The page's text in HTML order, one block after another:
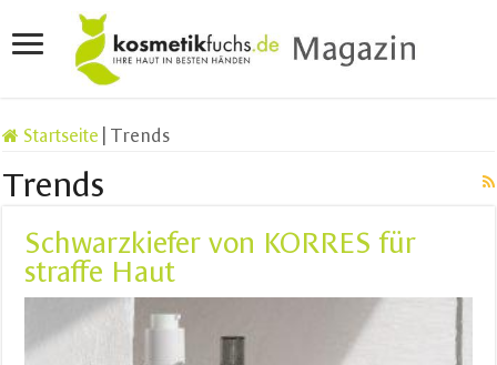
Startseite Trends
Trends
Schwarzkiefer von KORRES für
straffe Haut